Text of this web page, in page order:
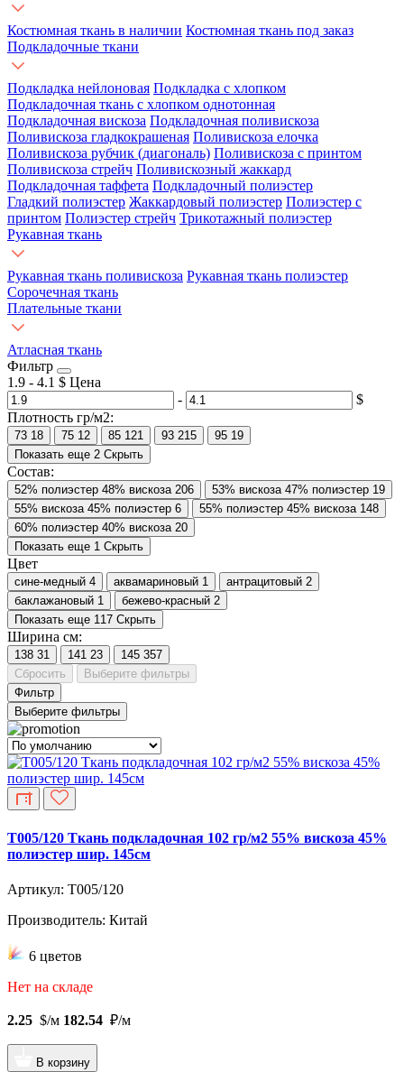
Костюмная ткань в наличии Костюмная ткань под заказ
Подкладочные ткани
Подкладка нейлоновая Подкладка с хлопком
Подкладочная ткань с хлопком однотонная
Подкладочная вискоза Подкладочная поливискоза
Поливискоза гладкокрашеная Поливискоза елочка
Поливискоза рубчик (диагональ) Поливискоза с принтом
Поливискоза стрейч Поливискозный жаккард
Подкладочная таффета Подкладочный полиэстер
Гладкий полиэстер Жаккардовый полиэстер Полиэстер с
принтом Полиэстер стрейч Трикотажный полиэстер
Рукавная ткань
Рукавная ткань поливискоза Рукавная ткань полиэстер
Сорочечная ткань
Плательные ткани
Атласная ткань
Фильтр
1.9 - 4.1 $ Цена
-
$
Плотность гр/м2:
73 18 75 12 85 121 93 215 95 19
Показать еще 2 Скрыть
Состав:
52% полиэстер 48% вискоза 206 53% вискоза 47% полиэстер 19
55% вискоза 45% полиэстер 6 55% полиэстер 45% вискоза 148
60% полиэстер 40% вискоза 20
Показать еще 1 Скрыть
Цвет
cине-медный 4 аквамариновый 1 антрацитовый 2
баклажановый 1 бежево-красный 2
Показать еще 117 Скрыть
Ширина см:
138 31 141 23 145 357
Сбросить
Выберите фильтры
Фильтр
Выберите фильтры
T005/120 Ткань подкладочная 102 гр/м2 55% вискоза 45%
полиэстер шир. 145см
Артикул: T005/120
Производитель: Китай
6 цветов
Нет на складе
2.25 $/м 182.54 ₽/м
В корзину